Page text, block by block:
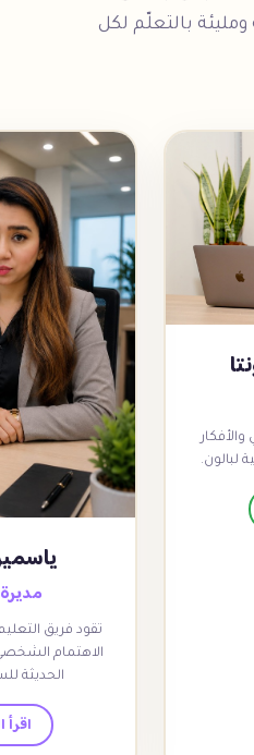
بالتعلّم لكل
لبالون.
تقود فريق
الاهتمام
الحديثة
اقرأ